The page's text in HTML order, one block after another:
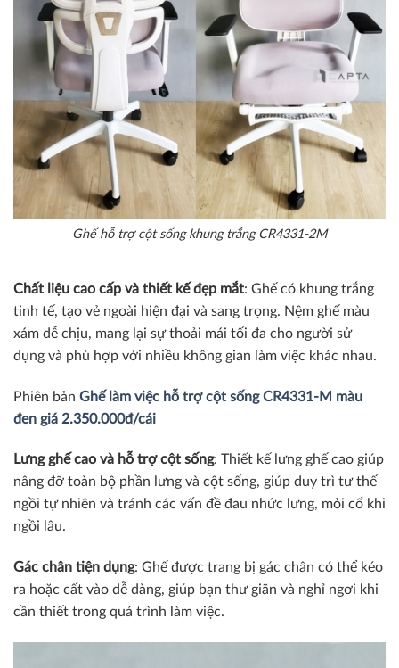
Ghế hỗ trợ cột sống khung trắng CR4331-2M
Chất liệu cao cấp và thiết kế đẹp mắt: Ghế có khung trắng
tinh tế, tạo vẻ ngoài hiện đại và sang trọng. Nệm ghế màu
xám dễ chịu, mang lại sự thoải mái tối đa cho người sử
dụng và phù hợp với nhiều không gian làm việc khác nhau.
Phiên bản Ghế làm việc hỗ trợ cột sống CR4331-M màu
đen giá 2.350.000đ/cái
Lưng ghế cao và hỗ trợ cột sống: Thiết kế lưng ghế cao giúp
nâng đỡ toàn bộ phần lưng và cột sống, giúp duy trì tư thế
ngồi tự nhiên và tránh các vấn đề đau nhức lưng, mỏi cổ khi
ngồi lâu.
Gác chân tiện dụng: Ghế được trang bị gác chân có thể kéo
ra hoặc cất vào dễ dàng, giúp bạn thư giãn và nghỉ ngơi khi
cần thiết trong quá trình làm việc.